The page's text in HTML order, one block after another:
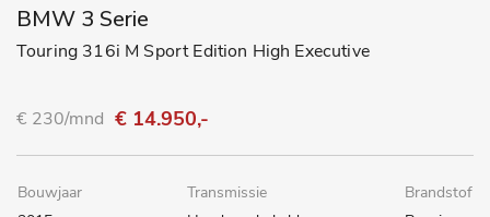
BMW 3 Serie
Touring 316i M Sport Edition High Executive
€ 230/mnd € 14.950,-
Bouwjaar
Transmissie
Brandstof